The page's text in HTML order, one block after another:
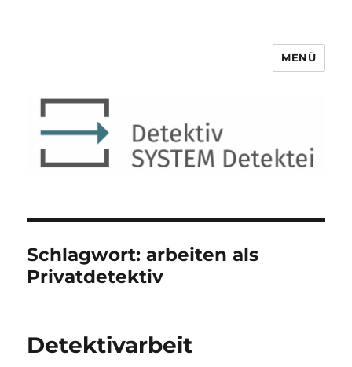
Detektiv SYSTEM Detektei ®
MENÜ
Schlagwort:arbeiten als
Privatdetektiv
Detektivarbeit